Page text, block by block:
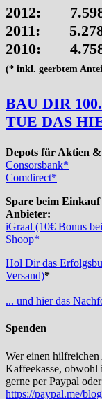
2012:
2011:
2010:
(* inkl. geerbtem
BAU DIR
TUE DAS
Depots für Aktien
Consorsbank*
Comdirect*
Spare beim Einkauf
Anbieter:
iGraal (10€ Bonus
Shoop*
Hol Dir das
Versand)*
... und hier das
Spenden
Wer einen
Kaffeekasse, obwohl
gerne per Paypal
https://paypal.me/